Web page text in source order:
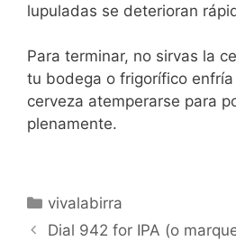
lupuladas se deterioran
Para terminar, no sirvas la
tu bodega o frigorífico
cerveza atemperarse para
plenamente.
Categorías
vivalabirra
Dial 942 for IPA (o